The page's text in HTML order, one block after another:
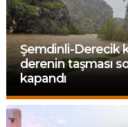
Şemdinli-Derecik
derenin taşması
kapandı